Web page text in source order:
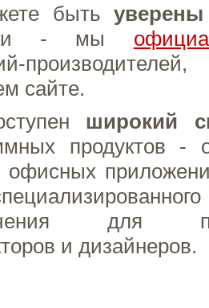
быть
- мы
сайте.
широкий
продуктов -
офисных
для
и дизайнеров.